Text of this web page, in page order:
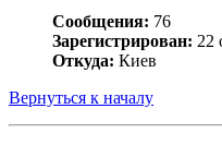
Сообщения: 76
Зарегистрирован: 22
Откуда: Киев
Вернуться к началу